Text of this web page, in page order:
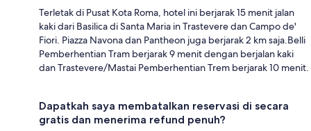
Terletak di Pusat Kota Roma, hotel ini berjarak 15 menit jalan
kaki dari Basilica di Santa Maria in Trastevere dan Campo de'
Fiori. Piazza Navona dan Pantheon juga berjarak 2 km saja.Belli
Pemberhentian Tram berjarak 9 menit dengan berjalan kaki
dan Trastevere/Mastai Pemberhentian Trem berjarak 10 menit.
Dapatkah saya membatalkan reservasi di secara
gratis dan menerima refund penuh?